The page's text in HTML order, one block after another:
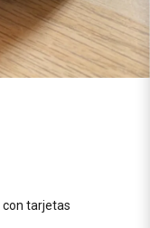
con tarjetas